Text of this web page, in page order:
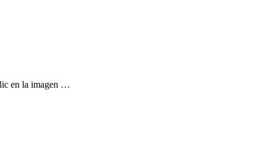
en la imagen …